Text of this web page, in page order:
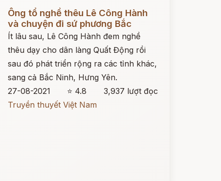
Đọc ngay
Ông tổ nghề thêu Lê Công Hành
và chuyện đi sứ phương Bắc
Ít lâu sau, Lê Công Hành đem nghề
thêu dạy cho dân làng Quất Động rồi
sau đó phát triển rộng ra các tỉnh khác,
sang cả Bắc Ninh, Hưng Yên.
27-08-2021
⭐ 4.8
3,937 lượt đọc
Truyền thuyết Việt Nam